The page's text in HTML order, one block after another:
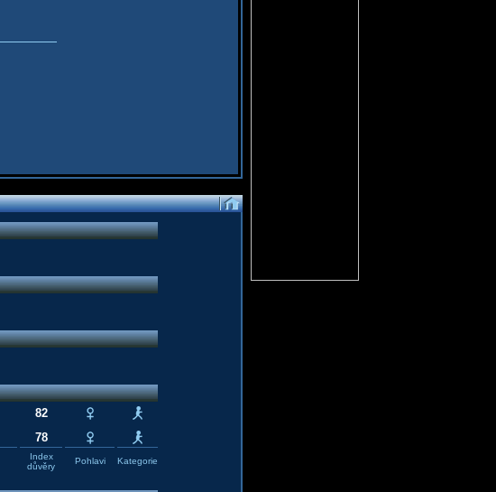
82
78
Index
důvěry
Pohlavi Kategorie